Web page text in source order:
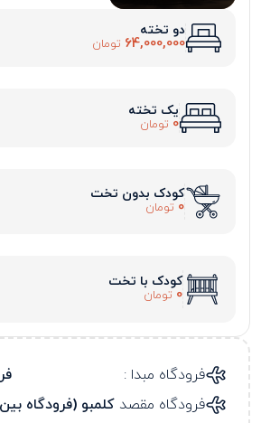
دو تخته
64,000,000 تومان
یک تخته
0 تومان
کودک بدون تخت
0 تومان
کودک با تخت
0 تومان
فرودگاه مبدا :
فرودگاه مقصد کلمبو (فرودگاه بین